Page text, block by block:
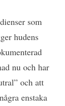
som
hudens
nu och har
och att
enstaka